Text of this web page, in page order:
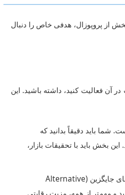
از پروپوزال، هدفی خاص را دنبال
آن فعالیت کنید، داشته باشید. این
باید دقیقاً بدانید که
بخش باید با تحقیقات بازار،
هیچ ایده‌ای کاملاً بی‌رقیب نیست. حتی اگر رقیب مستقیمی ندارید، رقبای جایگزین (Alternative